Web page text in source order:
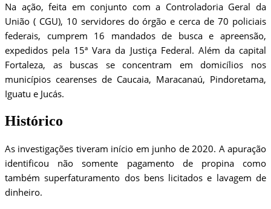
Na ação, feita em conjunto com a Controladoria Geral da
União ( CGU), 10 servidores do órgão e cerca de 70 policiais
federais, cumprem 16 mandados de busca e apreensão,
expedidos pela 15ª Vara da Justiça Federal. Além da capital
Fortaleza, as buscas se concentram em domicílios nos
municípios cearenses de Caucaia, Maracanaú, Pindoretama,
Iguatu e Jucás.
Histórico
As investigações tiveram início em junho de 2020. A apuração
identificou não somente pagamento de propina como
também superfaturamento dos bens licitados e lavagem de
dinheiro.